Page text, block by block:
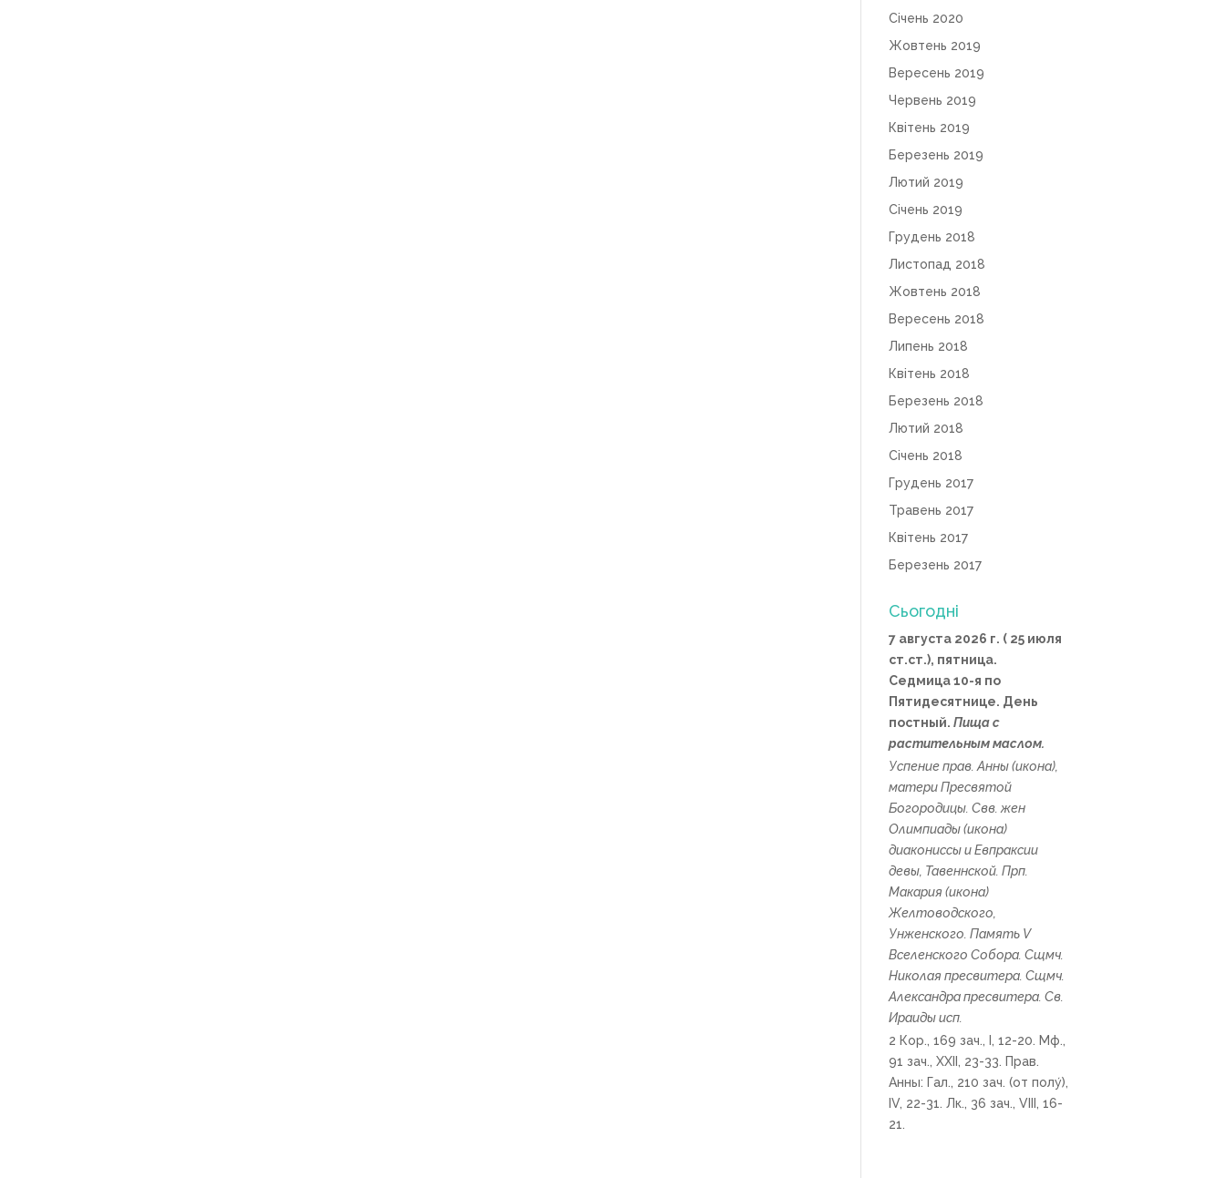
Січень 2020
Жовтень 2019
Вересень 2019
Червень 2019
Квітень 2019
Березень 2019
Лютий 2019
Січень 2019
Грудень 2018
Листопад 2018
Жовтень 2018
Вересень 2018
Липень 2018
Квітень 2018
Березень 2018
Лютий 2018
Січень 2018
Грудень 2017
Травень 2017
Квітень 2017
Березень 2017
Сьогодні
7 августа 2026 г. ( 25 июля
ст.ст.), пятница.
Седмица 10-я по
Пятидесятнице. День
постный. Пища с
растительным маслом.
Успение прав. Анны(икона),
матери Пресвятой
Богородицы. Свв. жен
Олимпиады(икона)
диакониссы иЕвпраксии
девы, Тавеннской. Прп.
Макария (икона)
Желтоводского,
Унженского. Память V
Вселенского Собора. Сщмч.
Николая пресвитера. Сщмч.
Александрапресвитера. Св.
Ираидыисп.
2 Кор., 169 зач., I, 12-20.
Мф.,
91 зач., XXII, 23-33.
Прав.
Анны: Гал., 210 зач. (от полу́),
IV, 22-31. Лк., 36 зач., VIII, 16-
21.